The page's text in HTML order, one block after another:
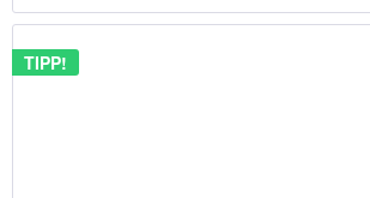
TIPP!